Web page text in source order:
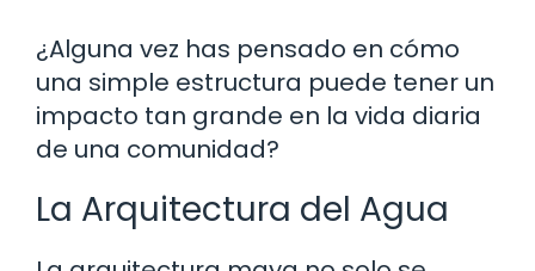
¿Alguna vez has pensado en cómo
una simple estructura puede tener un
impacto tan grande en la vida diaria
de una comunidad?
La Arquitectura del Agua